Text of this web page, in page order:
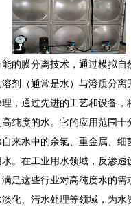
的膜分离技术，通过模拟自
剂（通常是水）与溶质分离
，通过先进的工艺和设备
纯度的水。它的应用范围
来水中的余氯、重金属、细
。在工业用水领域，反渗透
足这些行业对高纯度水的
化、污水处理等领域，为